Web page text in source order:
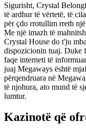
Sigurisht, Crystal
të ardhur të vërtetë, të
për çdo rrotullim rreth
Me një imazh të
Crystal House do t'ju
dispozicionin tuaj. Duke
faqe interneti të
juaj Megaways është
përqendruara në
të njohura, ato mund të
lumtur.
Kazinotë që